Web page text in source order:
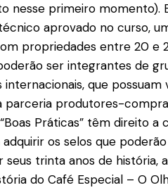
nesse primeiro momento).
aprovado no curso,
propriedades entre 20 e
ser integrantes de
que
produtores-
Práticas” têm direito
os selos que
seus trinta anos de história,
do Café Especial – O